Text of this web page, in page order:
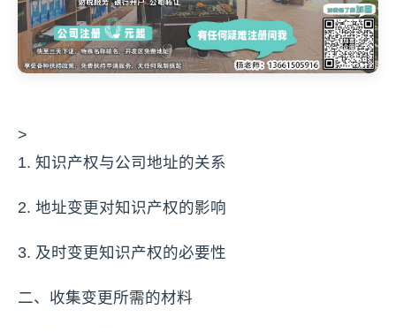
>
1. 知识产权与公司地址的关系
2. 地址变更对知识产权的影响
3. 及时变更知识产权的必要性
二、收集变更所需的材料